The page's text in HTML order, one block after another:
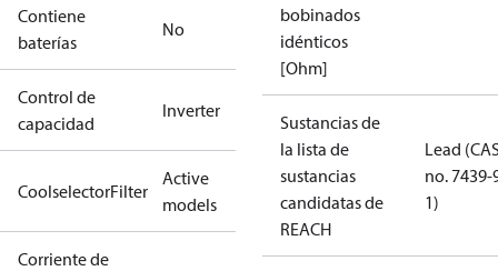
Contiene
baterías
No
Control de
capacidad
Inverter
CoolselectorFilter
Active
models
Corriente de
bobinados
idénticos
[Ohm]
Sustancias de
la lista de
sustancias
candidatas de
REACH
Lead
no. 7439-
1)